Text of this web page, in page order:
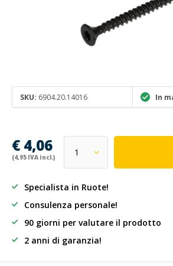
SKU: 6904.20.14016 In
€ 4,06
(4,95 IVA incl.)
Specialista in Ruote!
Consulenza personale!
90 giorni per valutare il prodotto
2 anni di garanzia!